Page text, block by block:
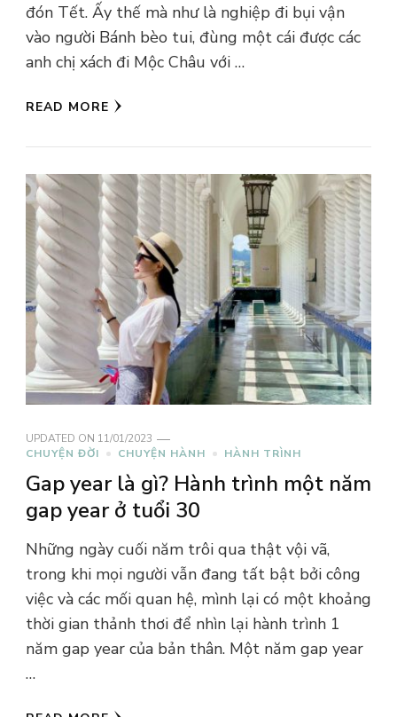
đón Tết. Ấy thế mà như là nghiệp đi bụi vận
vào người Bánh bèo tui, đùng một cái được các
anh chị xách đi Mộc Châu với …
READ MORE
UPDATED ON 11/01/2023
CHUYỆN ĐỜI
CHUYỆN HÀNH HÀNH TRÌNH
Gap year là gì? Hành trình một năm
gap year ở tuổi 30
Những ngày cuối năm trôi qua thật vội vã,
trong khi mọi người vẫn đang tất bật bởi công
việc và các mối quan hệ, mình lại có một khoảng
thời gian thảnh thơi để nhìn lại hành trình 1
năm gap year của bản thân. Một năm gap year
…